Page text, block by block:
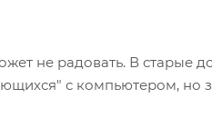
не радовать. В старые
с компьютером, но